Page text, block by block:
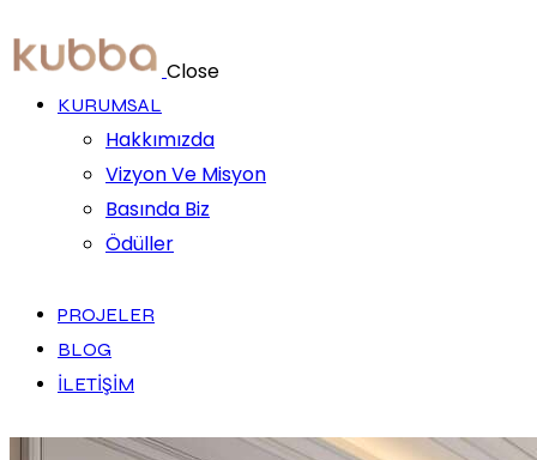
Close
KURUMSAL
Hakkımızda
Vizyon Ve Misyon
Basında Biz
Ödüller
PROJELER
BLOG
İLETİŞİM